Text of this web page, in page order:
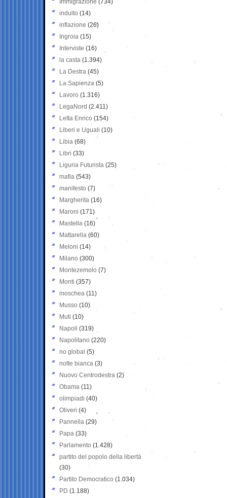
Immigrazione (734)
indulto (14)
inflazione (26)
Ingroia (15)
Interviste (16)
la casta (1.394)
La Destra (45)
La Sapienza (5)
Lavoro (1.316)
LegaNord (2.411)
Letta Enrico (154)
Liberi e Uguali (10)
Libia (68)
Libri (33)
Liguria Futurista (25)
mafia (543)
manifesto (7)
Margherita (16)
Maroni (171)
Mastella (16)
Mattarella (60)
Meloni (14)
Milano (300)
Montezemolo (7)
Monti (357)
moschea (11)
Musso (10)
Muti (10)
Napoli (319)
Napolitano (220)
no global (5)
notte bianca (3)
Nuovo Centrodestra (2)
Obama (11)
olimpiadi (40)
Oliveri (4)
Pannella (29)
Papa (33)
Parlamento (1.428)
partito del popolo della libertà
(30)
Partito Democratico (1.034)
PD (1.188)